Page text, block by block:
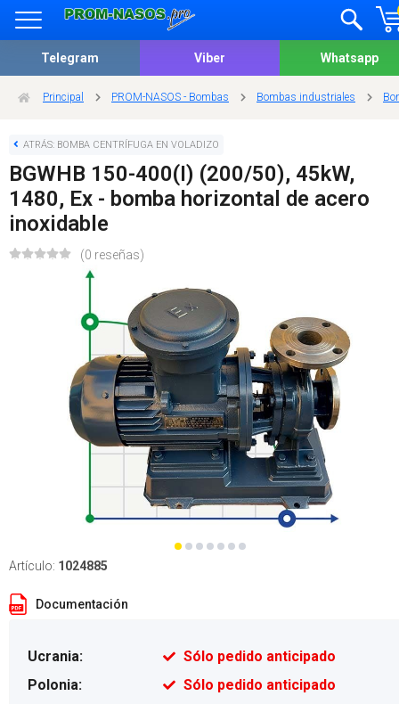
Telegram Viber Whatsapp
Principal PROM-NASOS - Bombas Bombas industriales
ATRÁS: BOMBA CENTRÍFUGA EN VOLADIZO
BGWHB 150-400(I) (200/50), 45kW,
1480, Ex - bomba horizontal de acero
inoxidable
(0 reseñas)
Artículo: 1024885
Documentación
Ucrania:
Sólo pedido anticipado
Polonia:
Sólo pedido anticipado